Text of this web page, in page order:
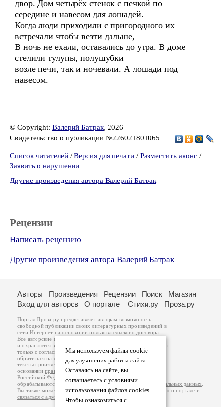
двор. Дом четырёх стенок с печкой по
середине и навесом для лошадей.
Когда люди приходили с пригородного их
встречали чтобы везти дальше,
В ночь не ехали, оставались до утра. В доме
стелили тулупы, полушубки
возле печи, так и ночевали. А лошади под
навесом.
© Copyright: Валерий Батрак, 2026
Свидетельство о публикации №226021801065
Список читателей / Версия для печати / Разместить анонс /
Заявить о нарушении
Другие произведения автора Валерий Батрак
Рецензии
Написать рецензию
Другие произведения автора Валерий Батрак
Мы используем файлы cookie
для улучшения работы сайта.
Оставаясь на сайте, вы
соглашаетесь с условиями
использования файлов cookies.
Чтобы ознакомиться с
Авторы Произведения Рецензии Поиск
Магазин
Вход для авторов
О портале Стихи.ру Проза.ру
Портал Проза.ру предоставляет авторам возможность
свободной публикации своих литературных произведений в
сети Интернет на основаниипользовательского договора
Все авторские права на произведения принадлежат авторам
и охраняются законом
. Перепечатка произведений возможна
только с согласия его автора, к которому вы можете
обратиться на его авторской странице. Ответственность за
тексты произведений авторы несут самостоятельно на
основанииправил публикацииизаконодательства
Российской Федерации
обрабатываются на основанииПолитики обработки персональных данных
Вы также можете посмотреть более подробнуюинформацию о портале и
связаться с администрацией